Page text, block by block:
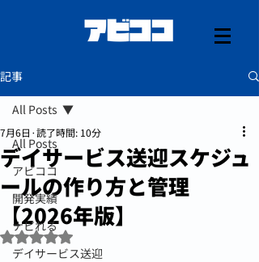
記事
All Posts
アビココ
開発実績
ナビれる
デイサービス送迎
All Posts
デイサービス送迎スケジュ
ールの作り方と管理
【2026年版】
7月6日 読了時間: 10分
5つ星のうちNaNと評価されています。